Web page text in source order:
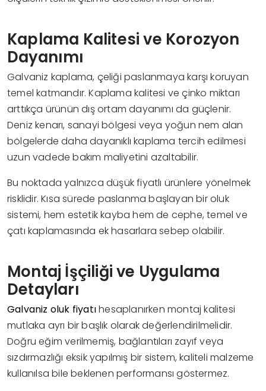
Kaplama Kalitesi ve Korozyon
Dayanımı
Galvaniz kaplama, çeliği paslanmaya karşı koruyan
temel katmandır. Kaplama kalitesi ve çinko miktarı
arttıkça ürünün dış ortam dayanımı da güçlenir.
Deniz kenarı, sanayi bölgesi veya yoğun nem alan
bölgelerde daha dayanıklı kaplama tercih edilmesi
uzun vadede bakım maliyetini azaltabilir.
Bu noktada yalnızca düşük fiyatlı ürünlere yönelmek
risklidir. Kısa sürede paslanma başlayan bir oluk
sistemi, hem estetik kayba hem de cephe, temel ve
çatı kaplamasında ek hasarlara sebep olabilir.
Montaj İşçiliği ve Uygulama
Detayları
Galvaniz oluk fiyatıhesaplanırken montaj kalitesi
mutlaka ayrı bir başlık olarak değerlendirilmelidir.
Doğru eğim verilmemiş, bağlantıları zayıf veya
sızdırmazlığı eksik yapılmış bir sistem, kaliteli malzeme
kullanılsa bile beklenen performansı göstermez.